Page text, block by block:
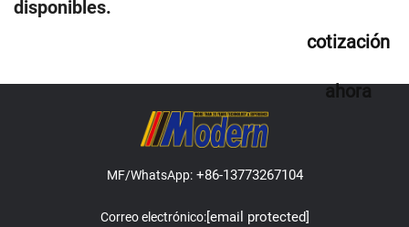
disponibles.
cotización
ahora
MF/WhatsApp:+86-13773267104
Correo electrónico:[email protected]